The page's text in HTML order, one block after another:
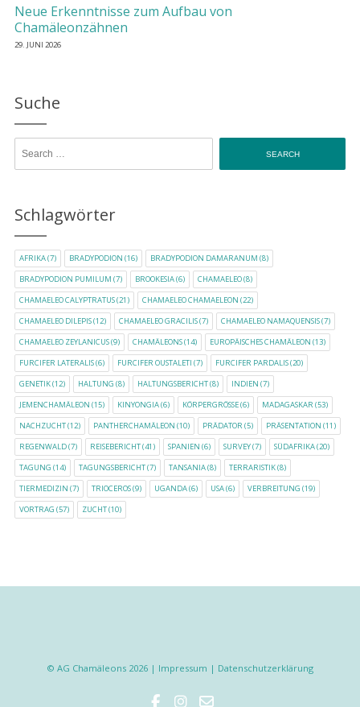
Neue Erkenntnisse zum Aufbau von
Chamäleonzähnen
29. JUNI 2026
Suche
Schlagwörter
AFRIKA(7) BRADYPODION (16) BRADYPODION DAMARANUM (8)
BRADYPODION PUMILUM (7) BROOKESIA(6) CHAMAELEO(8)
CHAMAELEO CALYPTRATUS(21) CHAMAELEO CHAMAELEON (22)
CHAMAELEO DILEPIS(12) CHAMAELEO GRACILIS(7) CHAMAELEO NAMAQUENSIS(7)
CHAMAELEO ZEYLANICUS(9) CHAMÄLEONS(14) EUROPÄISCHES CHAMÄLEON (13)
FURCIFER LATERALIS(6) FURCIFER OUSTALETI (7) FURCIFER PARDALIS(20)
GENETIK(12) HALTUNG (8) HALTUNGSBERICHT(8) INDIEN (7)
JEMENCHAMÄLEON (15) KINYONGIA(6) KÖRPERGRÖSSE (6) MADAGASKAR(53)
NACHZUCHT(12) PANTHERCHAMÄLEON (10) PRÄDATOR(5) PRÄSENTATION (11)
REGENWALD(7) REISEBERICHT(41) SPANIEN (6) SURVEY(7) SÜDAFRIKA(20)
TAGUNG (14) TAGUNGSBERICHT(7) TANSANIA(8) TERRARISTIK(8)
TIERMEDIZIN (7) TRIOCEROS(9) UGANDA(6) USA(6) VERBREITUNG (19)
VORTRAG (57) ZUCHT(10)
© AG Chamäleons 2026 | Impressum | Datenschutzerklärung